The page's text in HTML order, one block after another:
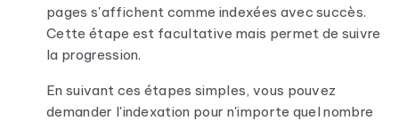
pages s'affichent comme indexées avec succès.
Cette étape est facultative mais permet de suivre
la progression.
En suivant ces étapes simples, vous pouvez
demander l'indexation pour n'importe quel nombre